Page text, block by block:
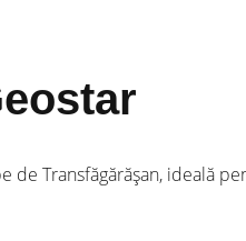
de Transfăgărășan, ideală